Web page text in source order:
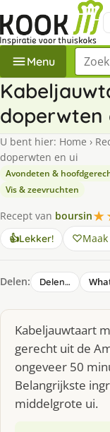
Menu Zoek
doperwten
U bent hier: Home ›
doperwten en ui
Avondeten &
Vis & zeevruchten
Recept van boursin
👍Lekker!
Delen: Delen…
Kabeljauwtaart
gerecht uit de
ongeveer 50
Belangrijkste
middelgrote ui.